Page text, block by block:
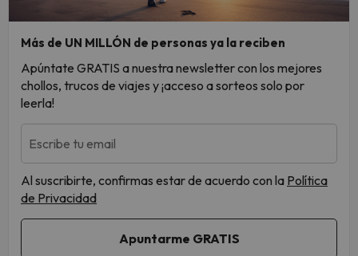
Más de UN MILLÓN de personas ya la reciben
Apúntate GRATIS a nuestra newsletter con los mejores
chollos, trucos de viajes y ¡acceso a sorteos solo por
leerla!
Escribe tu email
Al suscribirte, confirmas estar de acuerdo con la Política
de Privacidad